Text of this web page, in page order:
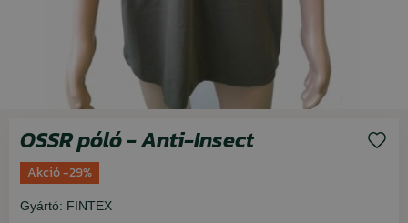
OSSR póló - Anti-Insect
Akció -29%
Gyártó: FINTEX